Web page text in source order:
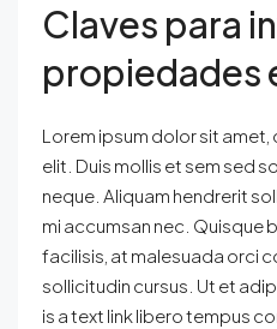
Claves para
propiedades
Lorem ipsum dolor sit
elit. Duis mollis et sem sed
neque. Aliquam hendrerit
mi accumsan nec. Quisque
facilisis, at malesuada orci
sollicitudin cursus. Ut et
is a text link libero tempus